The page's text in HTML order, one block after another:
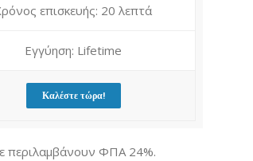
επισκευής: 20 λεπτά
Εγγύηση: Lifetime
Καλέστε τώρα!
περιλαμβάνουν ΦΠΑ 24%.